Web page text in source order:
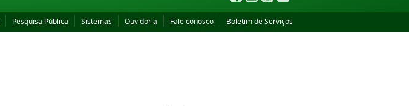
Pesquisa Pública Sistemas Ouvidoria Fale conosco Boletim de Serviços